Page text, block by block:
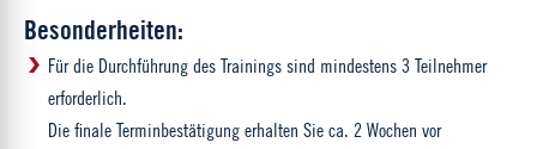
Besonderheiten:
Für die Durchführung des Trainings sind mindestens 3 Teilnehmer
erforderlich.
Die finale Terminbestätigung erhalten Sie ca. 2 Wochen vor